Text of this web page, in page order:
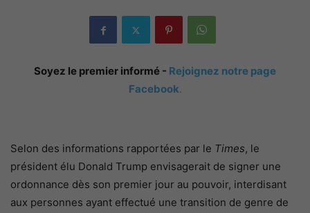
Soyez le premier informé - Rejoignez notre page
Facebook.
Selon des informations rapportées par le Times, le
président élu Donald Trump envisagerait de signer une
ordonnance dès son premier jour au pouvoir, interdisant
aux personnes ayant effectué une transition de genre de